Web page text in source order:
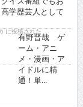
に投稿された
有野晋哉 ゲ
ーム・アニ
メ・漫画・ア
イドルに精
通！単...
ろ...